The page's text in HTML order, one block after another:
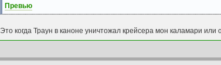
Превью
Это когда Траун в каноне уничтожал крейсера мон каламари или